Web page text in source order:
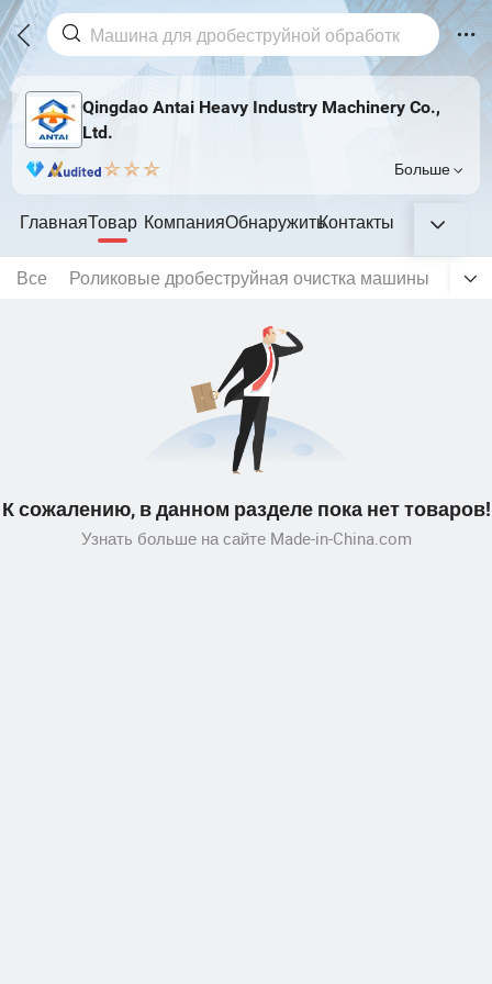
Qingdao Antai Heavy Industry Machinery Co.,
Ltd.
Больше
ГлавнаяТовар КомпанияОбнаружитьКонтакты
Все Роликовые дробеструйная очистка машины
К сожалению, в данном разделе пока нет товаров!
Узнать больше на сайте Made-in-China.com